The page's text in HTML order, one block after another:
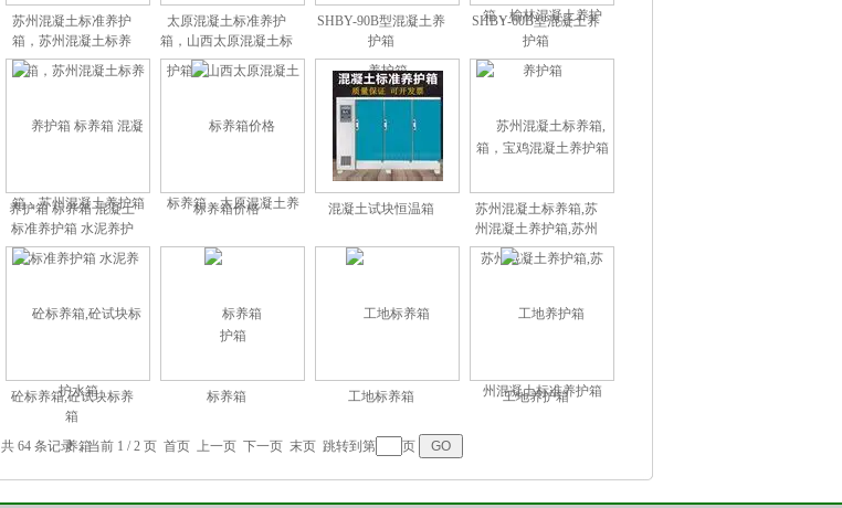
苏州混凝土标准养护
箱，苏州混凝土标养
箱，苏州混凝土养护箱
太原混凝土标准养护
箱，山西太原混凝土标
养箱，太原混凝土养护
箱
SHBY-90B型混凝土养
护箱
SHBY-60B型混凝土养
护箱
养护箱 标养箱 混凝土
标准养护箱 水泥养护
水箱
标养箱价格 混凝土试块恒温箱
苏州混凝土标养箱,苏
州混凝土养护箱,苏州
混凝土标准养护箱
砼标养箱,砼试块标养
箱
标养箱 工地标养箱 工地养护箱
共 64 条记录，当前 1 / 2 页 首页 上一页 下一页 末页 跳转到第 页